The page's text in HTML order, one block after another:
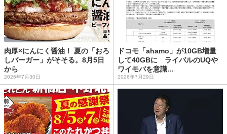
肉厚×にんにく醤油！ 夏の「おろ
しバーガー」がそそる。8月5日
から
2026年7月30日
ドコモ「ahamo」が10GB増量
して40GBに ライバルのUQや
ワイモバを意識...
2026年7月29日